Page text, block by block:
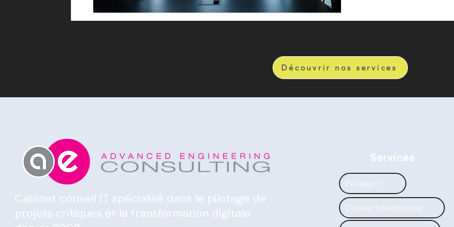
Découvrir nos services
Cabinet conseil IT spécialisé dans le pilotage de
projets critiques et la transformation digitale
Services
Pilotage IT
Conseil Infrastructure